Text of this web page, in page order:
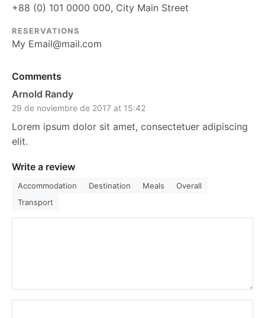
+88 (0) 101 0000 000, City Main Street
RESERVATIONS
My Email@mail.com
Comments
Arnold Randy
29 de noviembre de 2017 at 15:42
Lorem ipsum dolor sit amet, consectetuer adipiscing
elit.
Write a review
Accommodation Destination Meals
Overall
Transport